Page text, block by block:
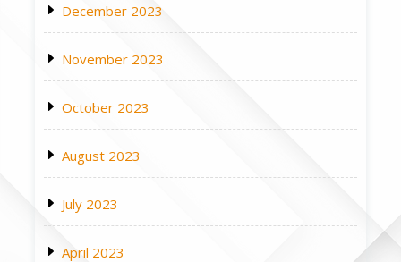
December 2023
November 2023
October 2023
August 2023
July 2023
April 2023